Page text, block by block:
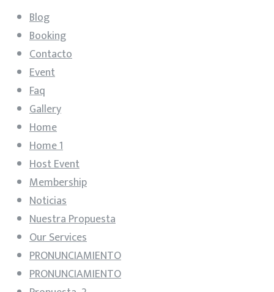
Blog
Booking
Contacto
Event
Faq
Gallery
Home
Home 1
Host Event
Membership
Noticias
Nuestra Propuesta
Our Services
PRONUNCIAMIENTO
PRONUNCIAMIENTO